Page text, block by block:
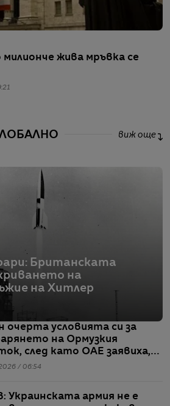
милионче жива мръвка се
виж още
Британската
на
на Хитлер
очерта условията си за
на Ормузкия
след като ОАЕ заявиха,
от корабите им е бил
/ 06:54
Украинската армия не е